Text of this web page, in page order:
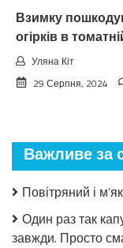
Взимку
огірків в
Уляна Кіт
29 Серпня, 2024
Важливе за
Повітряний і
Один раз так
завжди. Просто